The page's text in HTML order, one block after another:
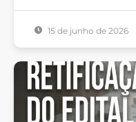
15 de junho de 2026